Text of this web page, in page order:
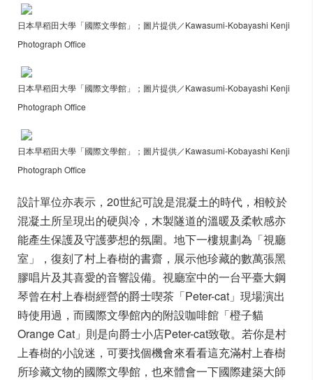
日本早稻田大學「國際文學館」；圖片提供／Kawasumi-Kobayashi Kenji
Photograph Office
日本早稻田大學「國際文學館」；圖片提供／Kawasumi-Kobayashi Kenji
Photograph Office
日本早稻田大學「國際文學館」；圖片提供／Kawasumi-Kobayashi Kenji
Photograph Office
設計單位亦表示，20世紀可說是混凝土的時代，相較於
混凝土所呈現出的硬與冷，木製隧道的溫暖及柔軟感亦
能產生保護及守護夢想的氛圍。地下一樓規劃為「視廳
室」，復刻了村上春樹的書齋，展示他珍藏的數萬張黑
膠唱片及其喜愛的音響設備。視廳室中的一台平臺大鋼
琴曾在村上春樹經營的爵士喫茶「Peter-cat」現場演出
時使用過，而國際文學館內的附設咖啡館「橙子貓
Orange Cat」則是向爵士小店Peter-cat致敬。若你是村
上春樹的小說迷，可要找個機會來看看這充滿村上春樹
所珍藏文物的國際文學館，也來體會一下國際建築大師